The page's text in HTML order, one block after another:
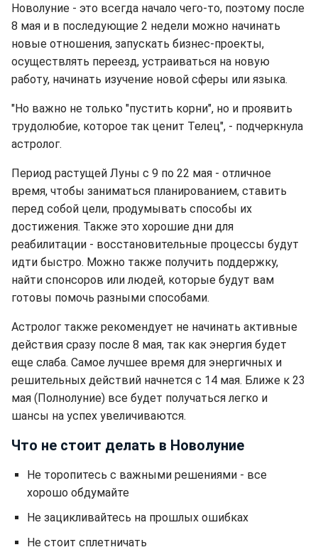
Новолуние - это всегда начало чего-то, поэтому после
8 мая и в последующие 2 недели можно начинать
новые отношения, запускать бизнес-проекты,
осуществлять переезд, устраиваться на новую
работу, начинать изучение новой сферы или языка.
"Но важно не только "пустить корни", но и проявить
трудолюбие, которое так ценит Телец", - подчеркнула
астролог.
Период растущей Луны с 9 по 22 мая - отличное
время, чтобы заниматься планированием, ставить
перед собой цели, продумывать способы их
достижения. Также это хорошие дни для
реабилитации - восстановительные процессы будут
идти быстро. Можно также получить поддержку,
найти спонсоров или людей, которые будут вам
готовы помочь разными способами.
Астролог также рекомендует не начинать активные
действия сразу после 8 мая, так как энергия будет
еще слаба. Самое лучшее время для энергичных и
решительных действий начнется с 14 мая. Ближе к 23
мая (Полнолуние) все будет получаться легко и
шансы на успех увеличиваются.
Что не стоит делать в Новолуние
Не торопитесь с важными решениями - все
хорошо обдумайте
Не зацикливайтесь на прошлых ошибках
Не стоит сплетничать